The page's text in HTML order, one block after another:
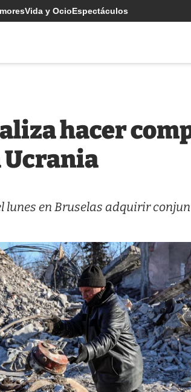
Vida y OcioEspectáculos
hacer
Ucrania
lunes en Bruselas adquirir